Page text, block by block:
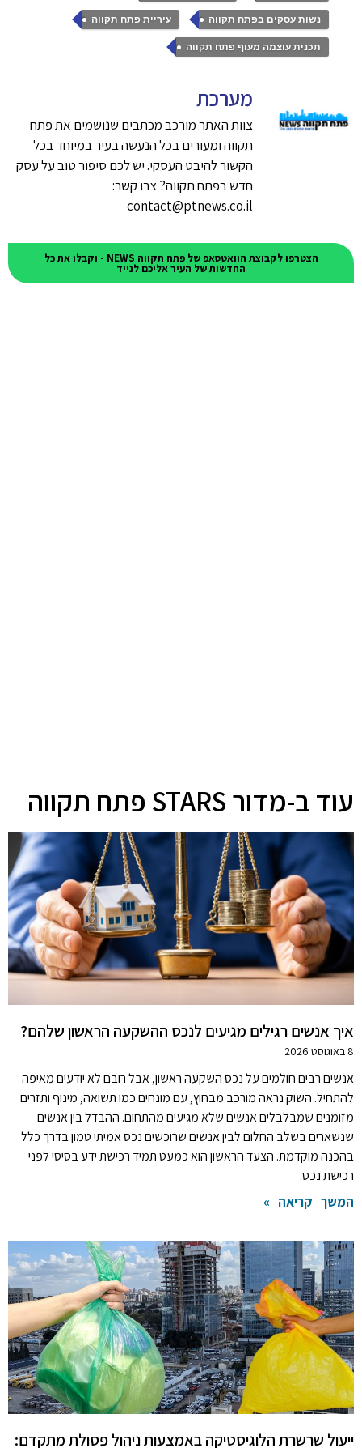
נשות עסקים בפתח תקווה , עיריית פתח תקווה ,
תכנית עוצמה מעוף פתח תקווה
מערכת
צוות האתר מורכב מכתבים שנושמים את פתח
תקווה ומעורים בכל הנעשה בעיר במיוחד בכל
הקשור להיבט העסקי. יש לכם סיפור טוב על עסק
חדש בפתח תקווה? צרו קשר:
contact@ptnews.co.il
הצטרפו לקבוצת הוואטסאפ של פתח תקווה NEWS - וקבלו את כל
החדשות של העיר אליכם לנייד
עוד ב-מדור STARS פתח תקווה
איך אנשים רגילים מגיעים לנכס ההשקעה הראשון שלהם?
8 באוגוסט 2026
אנשים רבים חולמים על נכס השקעה ראשון, אבל רובם לא יודעים מאיפה
להתחיל. השוק נראה מורכב מבחוץ, עם מונחים כמו תשואה, מינוף ותזרים
מזומנים שמבלבלים אנשים שלא מגיעים מהתחום. ההבדל בין אנשים
שנשארים בשלב החלום לבין אנשים שרוכשים נכס אמיתי טמון בדרך כלל
בהכנה מוקדמת. הצעד הראשון הוא כמעט תמיד רכישת ידע בסיסי לפני
רכישת נכס.
המשך קריאה »
ייעול שרשרת הלוגיסטיקה באמצעות ניהול פסולת מתקדם: